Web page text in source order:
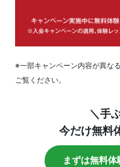
※一部キャンペーン内容が異な
ご覧ください。
＼手
今だけ無料
まずは無料